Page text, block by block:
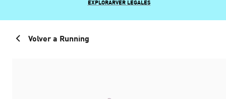
EXPLORARVER LEGALES
Volver a Running